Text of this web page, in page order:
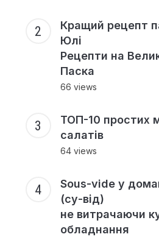
Кращий рецепт
Юлі
Рецепти на
Паска
66 views
ТОП-10 простих
салатів
64 views
Sous-vide у
(су-від)
не витрачаючи
обладнання